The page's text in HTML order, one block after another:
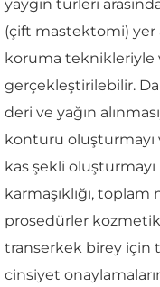
yaygın türleri
(çift mastektomi) yer
koruma teknikleriyle
gerçekleştirilebilir.
deri ve yağın
konturu oluşturmayı
kas şekli
karmaşıklığı,
prosedürler
transerkek birey için
cinsiyet